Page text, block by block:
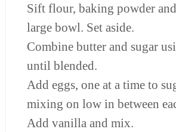
Sift flour, baking powder
large bowl. Set aside.
Combine butter and sugar
until blended.
Add eggs, one at a time to
mixing on low in between
Add vanilla and mix.